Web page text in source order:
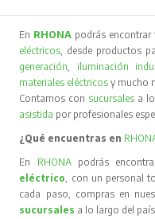
En RHONA podrás
eléctricos, desde productos
generación, iluminación
materiales eléctricos y mucho
Contamos con sucursales a
asistida por profesionales
¿Qué encuentras en
En RHONA podrás
eléctrico, con un personal
cada paso, compras en
sucursales a lo largo del